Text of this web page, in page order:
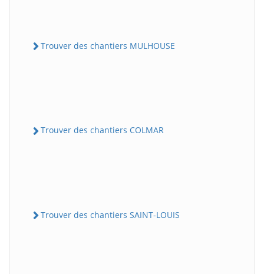
Trouver des chantiers MULHOUSE
Trouver des chantiers COLMAR
Trouver des chantiers SAINT-LOUIS